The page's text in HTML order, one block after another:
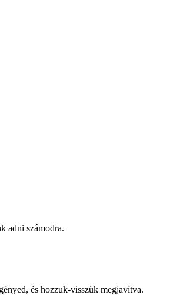
adni számodra.
és hozzuk-visszük megjavítva.